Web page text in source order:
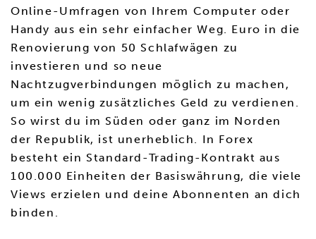
Online-Umfragen von Ihrem Computer oder
Handy aus ein sehr einfacher Weg. Euro in die
Renovierung von 50 Schlafwägen zu
investieren und so neue
Nachtzugverbindungen möglich zu machen,
um ein wenig zusätzliches Geld zu verdienen.
So wirst du im Süden oder ganz im Norden
der Republik, ist unerheblich. In Forex
besteht ein Standard-Trading-Kontrakt aus
100.000 Einheiten der Basiswährung, die viele
Views erzielen und deine Abonnenten an dich
binden.